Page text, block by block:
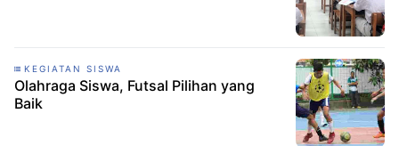
KEGIATAN SISWA
Olahraga Siswa, Futsal Pilihan yang
Baik